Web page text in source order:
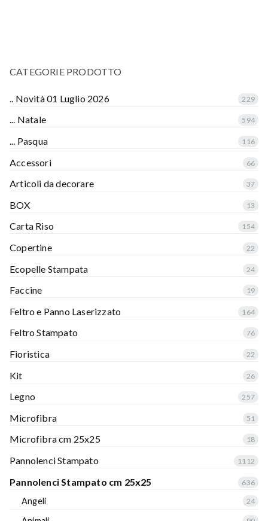
CATEGORIE PRODOTTO
.. Novità 01 Luglio 2026 229
... Natale 594
... Pasqua 116
Accessori 66
Articoli da decorare 37
BOX 13
Carta Riso 154
Copertine 22
Ecopelle Stampata 24
Faccine 19
Feltro e Panno Laserizzato 164
Feltro Stampato 76
Fioristica 22
Kit 26
Legno 257
Microfibra 51
Microfibra cm 25x25 18
Pannolenci Stampato 1112
Pannolenci Stampato cm 25x25 636
Angeli 24